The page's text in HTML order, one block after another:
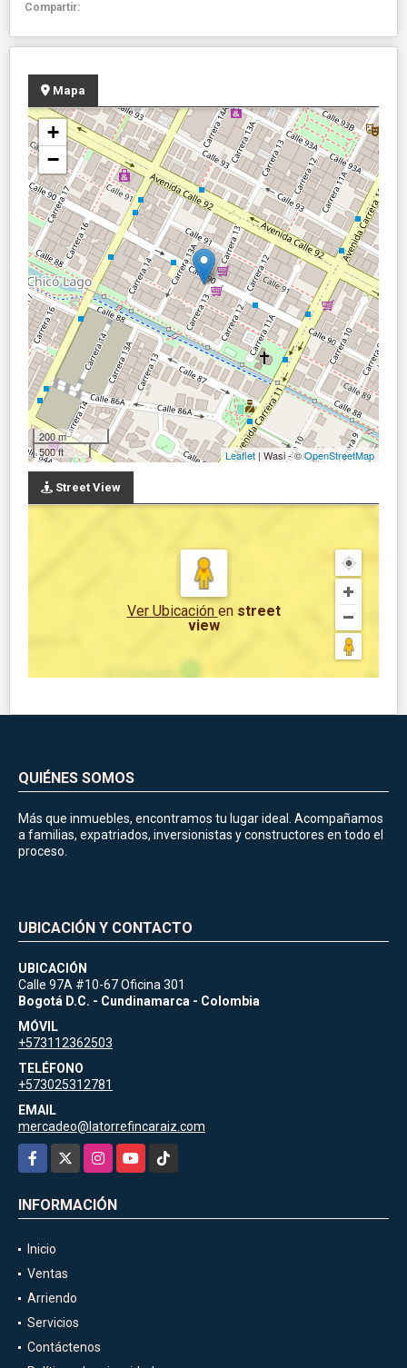
Compartir:
Mapa
+
−
200 m
500 ft
Leaflet | Wasi - ©OpenStreetMap
Street View
Ver Ubicación en street
view
QUIÉNES SOMOS
Más que inmuebles, encontramos tu lugar ideal. Acompañamos
a familias, expatriados, inversionistas y constructores en todo el
proceso.
UBICACIÓN Y CONTACTO
UBICACIÓN
Calle 97A #10-67 Oficina 301
Bogotá D.C. - Cundinamarca - Colombia
MÓVIL
+573112362503
TELÉFONO
+573025312781
EMAIL
mercadeo@latorrefincaraiz.com
Facebook
InstagramYouTubeTikTok
INFORMACIÓN
Inicio
Ventas
Arriendo
Servicios
Contáctenos